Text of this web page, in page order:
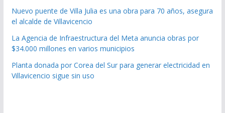
Nuevo puente de Villa Julia es una obra para 70 años, asegura
el alcalde de Villavicencio
La Agencia de Infraestructura del Meta anuncia obras por
$34.000 millones en varios municipios
Planta donada por Corea del Sur para generar electricidad en
Villavicencio sigue sin uso